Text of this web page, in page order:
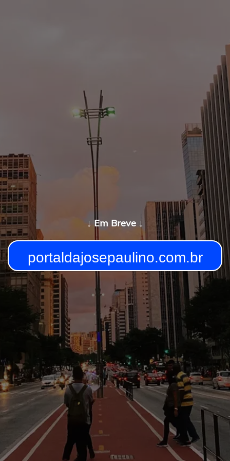
↓ Em Breve ↓
portaldajosepaulino.com.br